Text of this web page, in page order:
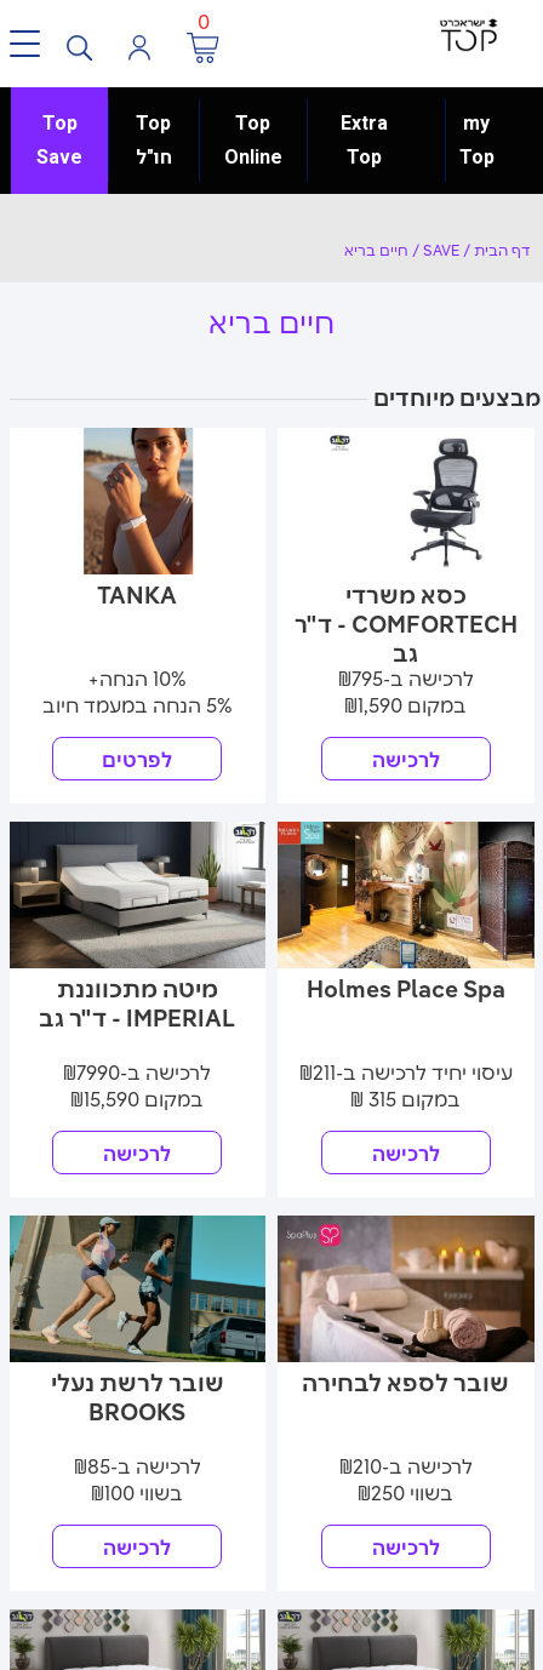
0
Top
Save
Top
חו"ל
Top
Online
Extra
Top
my
Top
דף הבית /
SAVE
/ חיים בריא
חיים בריא
מבצעים מיוחדים
TANKA
10% הנחה+
5% הנחה במעמד חיוב
לפרטים
כסא משרדי
COMFORTECH - ד"ר
גב
לרכישה ב-₪795
במקום ₪1,590
לרכישה
מיטה מתכווננת
IMPERIAL - ד"ר גב
לרכישה ב-₪7990
במקום ₪15,590
לרכישה
Holmes Place Spa
עיסוי יחיד לרכישה ב-₪211
במקום 315 ₪
לרכישה
שובר לרשת נעלי
BROOKS
לרכישה ב-₪85
בשווי ₪100
לרכישה
שובר לספא לבחירה
לרכישה ב-₪210
בשווי ₪250
לרכישה